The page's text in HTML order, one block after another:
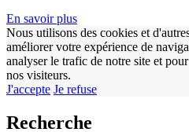
En savoir plus
Nous utilisons des cookies et
améliorer votre expérience de
analyser le trafic de notre site et
nos visiteurs.
J'accepte Je refuse
Recherche